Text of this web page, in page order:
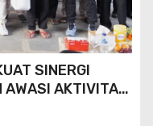
SINERGI
AWASI AKTIVITAS
UTARA